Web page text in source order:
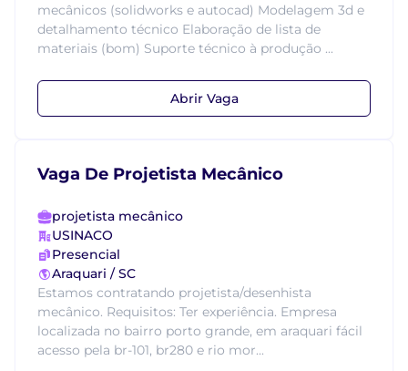
mecânicos (solidworks e autocad) Modelagem 3d e
detalhamento técnico Elaboração de lista de
materiais (bom) Suporte técnico à produção ...
Abrir Vaga
Vaga De Projetista Mecânico
projetista mecânico
USINACO
Presencial
Araquari / SC
Estamos contratando projetista/desenhista
mecânico. Requisitos: Ter experiência. Empresa
localizada no bairro porto grande, em araquari fácil
acesso pela br-101, br280 e rio mor...